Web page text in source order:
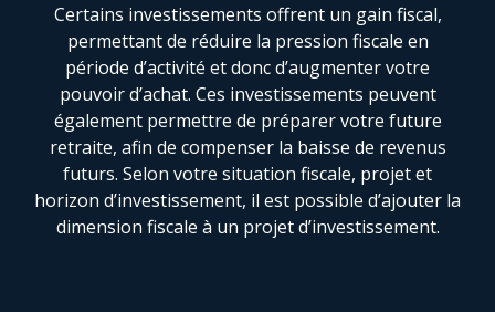
Certains investissements offrent un gain fiscal,
permettant de réduire la pression fiscale en
période d’activité et donc d’augmenter votre
pouvoir d’achat. Ces investissements peuvent
également permettre de préparer votre future
retraite, afin de compenser la baisse de revenus
futurs. Selon votre situation fiscale, projet et
horizon d’investissement, il est possible d’ajouter la
dimension fiscale à un projet d’investissement.